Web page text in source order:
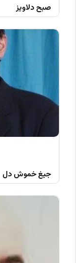
صبح دلاویز
جیغ خموش دل